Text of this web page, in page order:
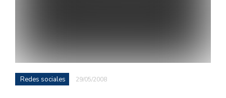
Redes sociales 29/05/2008